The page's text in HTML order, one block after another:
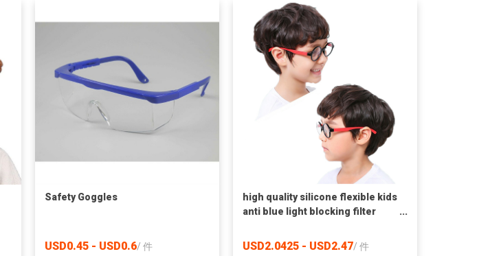
Safety Goggles
USD0.45 - USD0.6/ 件
high quality silicone flexible kids
anti blue light blocking filter
USD2.0425 - USD2.47/ 件